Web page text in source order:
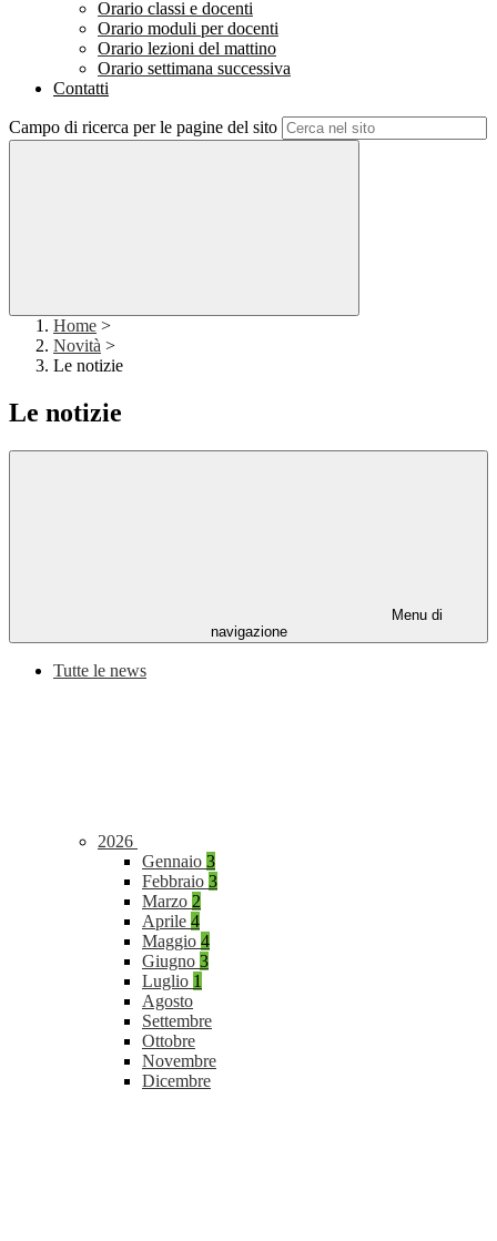
Orario classi e docenti
Orario moduli per docenti
Orario lezioni del mattino
Orario settimana successiva
Contatti
Campo di ricerca per le pagine del sito
Home >
Novità >
Le notizie
Le notizie
Menu di
navigazione
Tutte le news
2026
Gennaio 3
Febbraio 3
Marzo 2
Aprile 4
Maggio 4
Giugno 3
Luglio 1
Agosto
Settembre
Ottobre
Novembre
Dicembre